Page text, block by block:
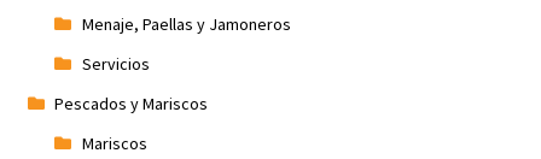
Menaje, Paellas y Jamoneros
Servicios
Pescados y Mariscos
Mariscos